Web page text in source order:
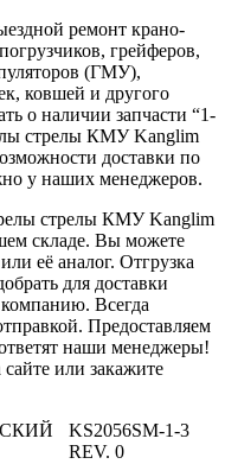
ремонт крано-
грейферов,
(ГМУ),
ковшей и другого
о наличии запчасти “1-
стрелы КМУ Kanglim
доставки по
у наших менеджеров.
стрелы КМУ Kanglim
складе. Вы можете
её аналог. Отгрузка
для доставки
Всегда
Предоставляем
наши менеджеры!
или закажите
KS2056SM-1-3
REV. 0